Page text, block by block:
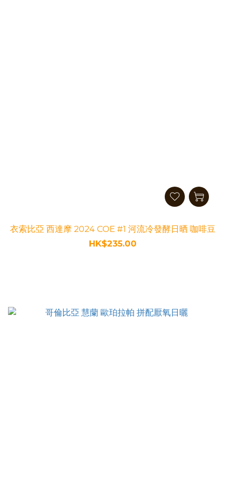
衣索比亞 西達摩 2024 COE #1 河流冷發酵日晒 咖啡豆
HK$235.00